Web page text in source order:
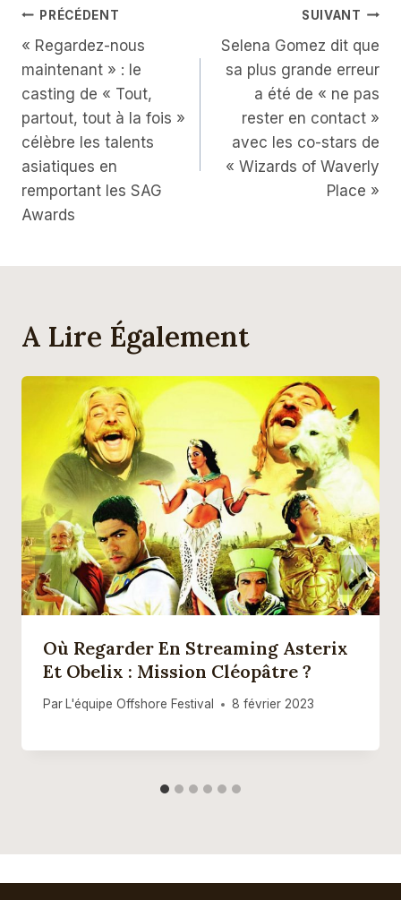
Navigation
De
L’article
PRÉCÉDENT
« Regardez-nous
maintenant » : le
casting de « Tout,
partout, tout à la fois »
célèbre les talents
asiatiques en
remportant les SAG
Awards
SUIVANT
Selena Gomez dit que
sa plus grande erreur
a été de « ne pas
rester en contact »
avec les co-stars de
« Wizards of Waverly
Place »
A Lire Également
Où Regarder En Streaming Asterix
Et Obelix : Mission Cléopâtre ?
Par L'équipe Offshore Festival 8 février 2023